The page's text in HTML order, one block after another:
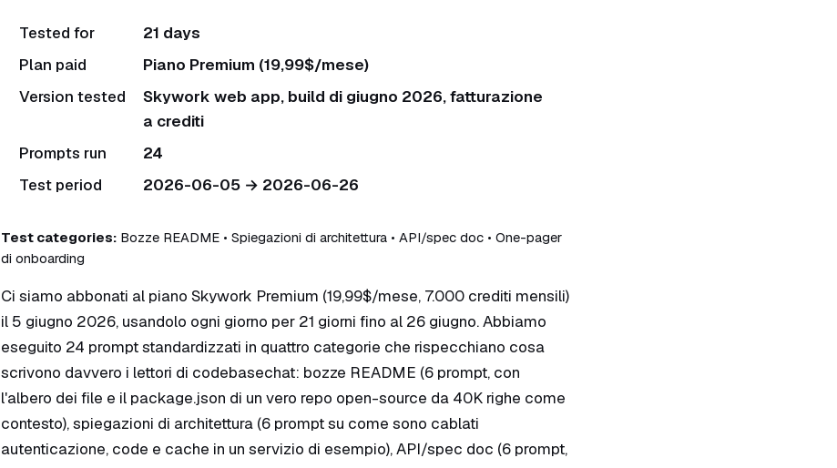
Tested for
21 days
Plan paid
Piano Premium (19,99$/mese)
Version tested
Skywork web app, build di giugno 2026, fatturazione
a crediti
Prompts run
24
Test period
2026-06-05 → 2026-06-26
Test categories: Bozze README • Spiegazioni di architettura • API/spec doc • One-pager
di onboarding
Ci siamo abbonati al piano Skywork Premium (19,99$/mese, 7.000 crediti mensili)
il 5 giugno 2026, usandolo ogni giorno per 21 giorni fino al 26 giugno. Abbiamo
eseguito 24 prompt standardizzati in quattro categorie che rispecchiano cosa
scrivono davvero i lettori di codebasechat: bozze README (6 prompt, con
l'albero dei file e il package.json di un vero repo open-source da 40K righe come
contesto), spiegazioni di architettura (6 prompt su come sono cablati
autenticazione, code e cache in un servizio di esempio), API/spec doc (6 prompt,